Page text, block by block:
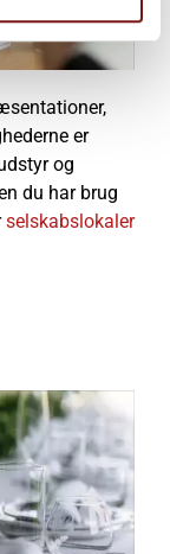
er
og
du har brug
selskabslokaler